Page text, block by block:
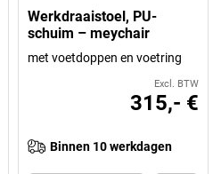
Werkdraaistoel, PU-
schuim – meychair
met voetdoppen en voetring
Excl. BTW
315,- €
Binnen 10 werkdagen